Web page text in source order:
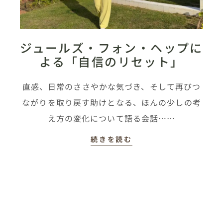
ジュールズ・フォン・ヘップに
よる「自信のリセット」
直感、日常のささやかな気づき、そして再びつ
ながりを取り戻す助けとなる、ほんの少しの考
え方の変化について語る会話……
続きを読む